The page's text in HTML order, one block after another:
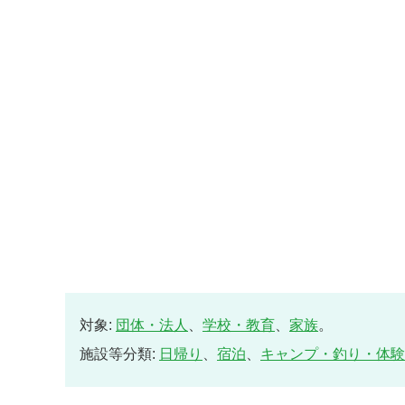
対象: 団体・法人 学校・教育 家族。
施設等分類: 日帰り 宿泊 キャンプ・釣り・体験